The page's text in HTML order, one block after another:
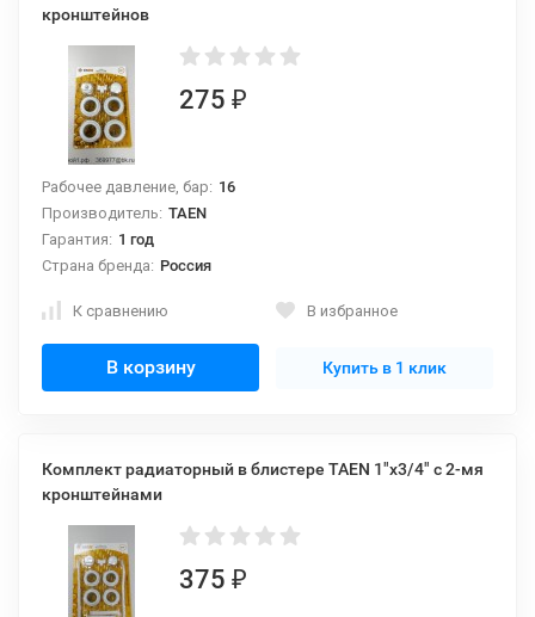
кронштейнов
275 ₽
Рабочее давление, бар: 16
Производитель: TAEN
Гарантия: 1 год
Страна бренда: Россия
К сравнению В избранное
В корзину Купить в 1 клик
Комплект радиаторный в блистере TAEN 1"x3/4" с 2-мя
кронштейнами
375 ₽